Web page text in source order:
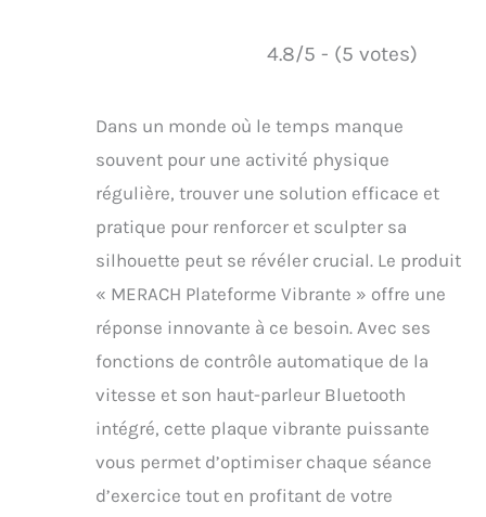
4.8/5 - (5 votes)
Dans un monde où le temps manque
souvent pour une activité physique
régulière, trouver une solution efficace et
pratique pour renforcer et sculpter sa
silhouette peut se révéler crucial. Le produit
« MERACH Plateforme Vibrante » offre une
réponse innovante à ce besoin. Avec ses
fonctions de contrôle automatique de la
vitesse et son haut-parleur Bluetooth
intégré, cette plaque vibrante puissante
vous permet d’optimiser chaque séance
d’exercice tout en profitant de votre